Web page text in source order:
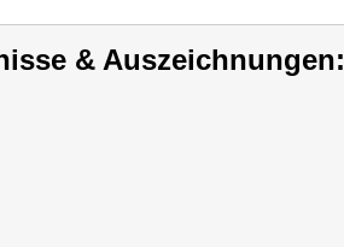
& Auszeichnungen: